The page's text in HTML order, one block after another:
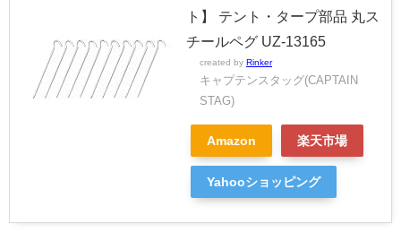
ト】 テント・タープ部品 丸ス
チールペグ UZ-13165
created by Rinker
キャプテンスタッグ(CAPTAIN
STAG)
Amazon 楽天市場
Yahooショッピング